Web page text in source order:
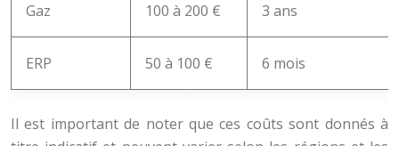
Gaz 100 à 200 € 3 ans
ERP 50 à 100 € 6 mois
Il est important de noter que ces coûts sont donnés à